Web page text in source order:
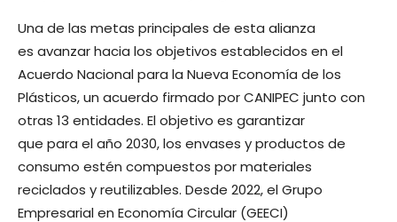
Una de las metas principales de esta alianza
es avanzar hacia los objetivos establecidos en el
Acuerdo Nacional para la Nueva Economía de los
Plásticos, un acuerdo firmado por CANIPEC junto con
otras 13 entidades. El objetivo es garantizar
que para el año 2030, los envases y productos de
consumo estén compuestos por materiales
reciclados y reutilizables. Desde 2022, el Grupo
Empresarial en Economía Circular (GEECI)